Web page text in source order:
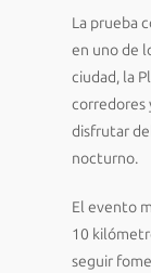
La prueba
en uno de
ciudad, la
corredores
disfrutar
nocturno.
El evento
10
seguir